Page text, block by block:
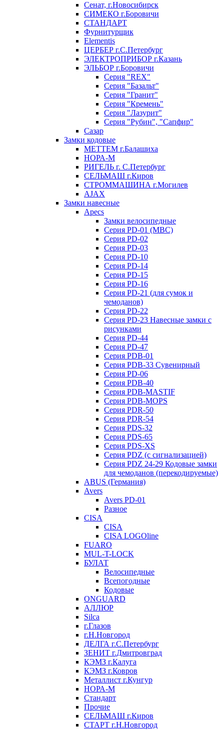
Сенат, г.Новосибирск
СИМЕКО г.Боровичи
СТАНДАРТ
Фурнитурщик
Elementis
ЦЕРБЕР г.С.Петербург
ЭЛЕКТРОПРИБОР г.Казань
ЭЛЬБОР г.Боровичи
Серия "REX"
Серия "Базальт"
Серия "Гранит"
Серия "Кремень"
Серия "Лазурит"
Серия "Рубин", "Сапфир"
Сазар
Замки кодовые
МЕТТЕМ г.Балашиха
НОРА-М
РИГЕЛЬ г. С.Петербург
СЕЛЬМАШ г.Киров
СТРОММАШИНА г.Могилев
AJAX
Замки навесные
Apecs
Замки велосипедные
Серия PD-01 (МВС)
Серия PD-02
Серия PD-03
Серия PD-10
Серия PD-14
Серия PD-15
Серия PD-16
Серия PD-21 (для сумок и
чемоданов)
Серия PD-22
Серия PD-23 Навесные замки с
рисунками
Серия PD-44
Серия PD-47
Серия PDB-01
Серия PDB-33 Сувенирный
Серия PD-06
Серия PDB-40
Серия PDB-MASTIF
Серия PDB-MOPS
Серия PDR-50
Серия PDR-54
Серия PDS-32
Серия PDS-65
Серия PDS-XS
Серия PDZ (с сигнализацией)
Серия PDZ 24-29 Кодовые замки
для чемоданов (перекодируемые)
ABUS (Германия)
Avers
Avers PD-01
Разное
CISA
CISA
CISA LOGOline
FUARO
MUL-T-LOCK
БУЛАТ
Велосипедные
Всепогодные
Кодовые
ONGUARD
АЛЛЮР
Silca
г.Глазов
г.Н.Новгород
ДЕЛГА г.С.Петербург
ЗЕНИТ г.Дмитровград
КЭМЗ г.Калуга
КЭМЗ г.Ковров
Металлист г.Кунгур
НОРА-М
Стандарт
Прочие
СЕЛЬМАШ г.Киров
СТАРТ г.Н.Новгород